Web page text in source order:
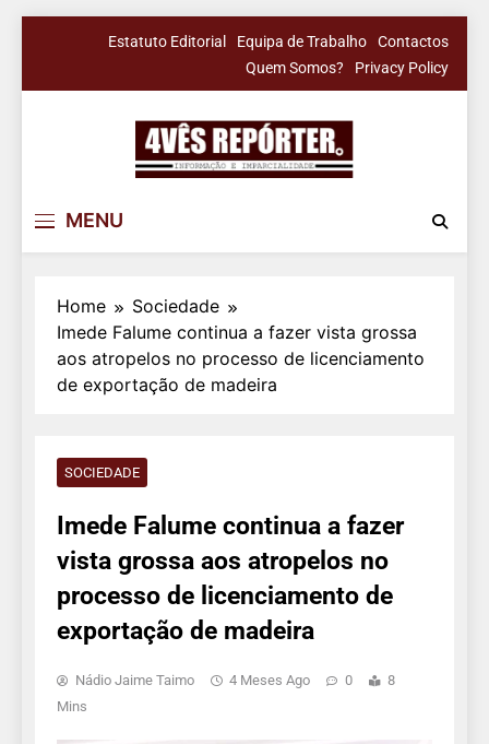
Estatuto Editorial Equipa de Trabalho
Contactos
Quem Somos?
Privacy Policy
MENU
Home
Sociedade
Imede Falume continua a fazer vista grossa
aos atropelos no processo de licenciamento
de exportação de madeira
SOCIEDADE
Imede Falume continua a fazer
vista grossa aos atropelos no
processo de licenciamento de
exportação de madeira
Nádio Jaime Taimo 4 Meses Ago 0
8
Mins